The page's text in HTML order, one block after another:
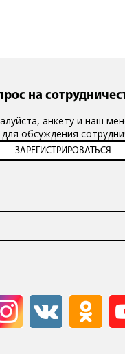
на
анкету и наш
обсуждения